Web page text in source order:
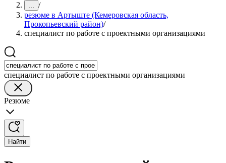
... /
резюме в Артыште (Кемеровская область,
Прокопьевский район)/
специалист по работе с проектными организациями
специалист по работе с проектными организациями
Резюме
Найти